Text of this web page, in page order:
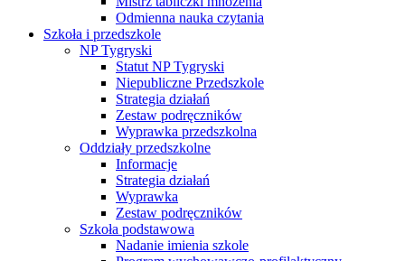
Odmienna nauka czytania
Szkoła i przedszkole
NP Tygryski
Statut NP Tygryski
Niepubliczne Przedszkole
Strategia działań
Zestaw podręczników
Wyprawka przedszkolna
Oddziały przedszkolne
Informacje
Strategia działań
Wyprawka
Zestaw podręczników
Szkoła podstawowa
Nadanie imienia szkole